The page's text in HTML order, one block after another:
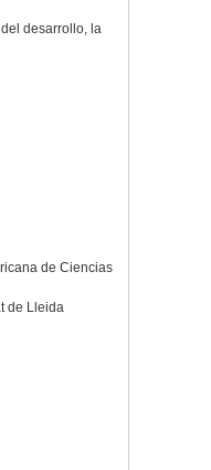
desarrollo, la
de Ciencias
de Lleida